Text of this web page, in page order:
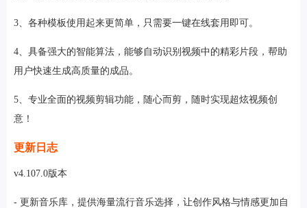
3、各种模板使用起来更简单，只需要一键在线套用即可。
4、具备强大的智能算法，能够自动识别视频中的精彩片段，帮助
用户快速生成高质量的成品。
5、专业全面的视频剪辑功能，随心而剪，随时实现超炫视频创
意！
更新日志
v4.107.0版本
- 更新音乐库，提供海量流行音乐选择，让创作风格与情感更加自